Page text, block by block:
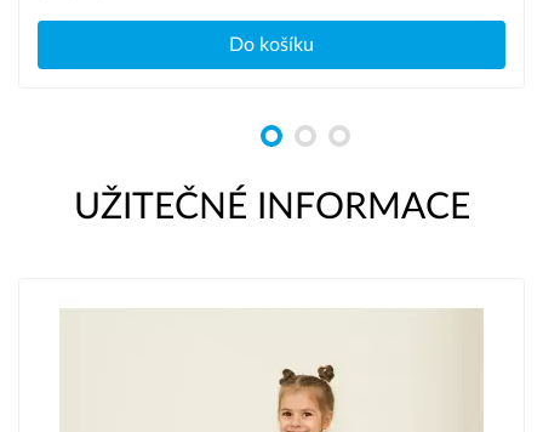
Do košíku
UŽITEČNÉ INFORMACE